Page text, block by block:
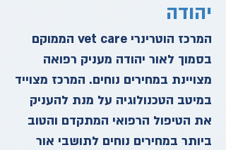
יהודה
המרכז הוטרינרי vet care הממוקם
בסמוך לאור יהודה מעניק רפואה
מצויינת במחירים נוחים. המרכז מצוייד
במיטב הטכנולוגיה על מנת להעניק
את הטיפול הרפואי המתקדם והטוב
ביותר במחירים נוחים לתושבי אור